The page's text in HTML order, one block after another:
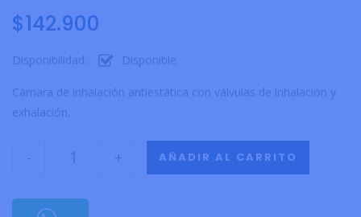
$142.900
Disponibilidad: Disponible
Cámara de inhalación antiestática con válvulas de inhalación y
exhalación.
+
- AÑADIR AL CARRITO